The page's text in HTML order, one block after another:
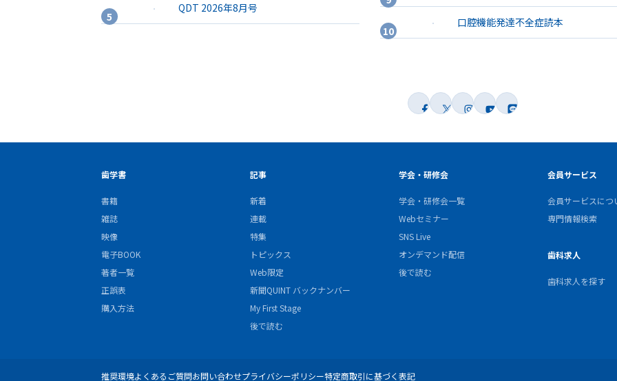
QDT 2026年8月号
口腔機能発達不全症読本
歯学書
書籍
雑誌
映像
電子BOOK
著者一覧
正誤表
購入方法
記事
新着
連載
特集
トピックス
Web限定
新聞QUINT バックナンバー
My First Stage
後で読む
学会・研修会
学会・研修会一覧
Webセミナー
SNS Live
オンデマンド配信
後で読む
会員サービス
会員サービスにつ
専門情報検索
歯科求人
歯科求人を探す
推奨環境よくあるご質問お問い合わせプライバシーポリシー特定商取引に基づく表記